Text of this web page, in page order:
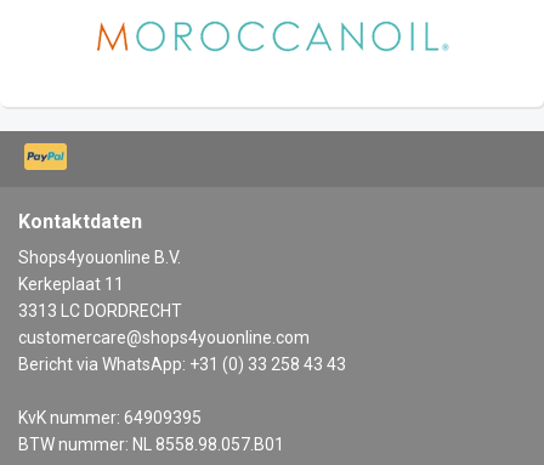
Kontaktdaten
Shops4youonline B.V.
Kerkeplaat 11
3313 LC DORDRECHT
customercare@shops4youonline.com
Bericht via WhatsApp: +31 (0) 33 258 43 43
KvK nummer: 64909395
BTW nummer: NL 8558.98.057.B01